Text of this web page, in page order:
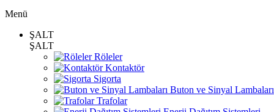
Menü
ŞALT
ŞALT
Röleler
Kontaktör
Sigorta
Buton ve Sinyal Lambaları
Trafolar